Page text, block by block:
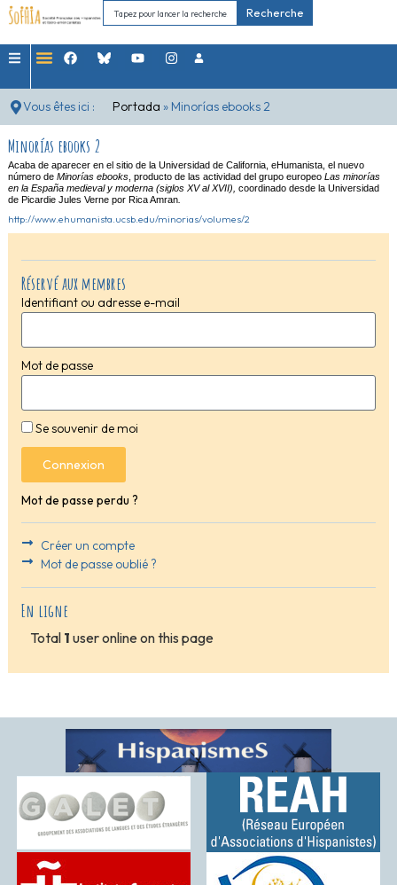
Recherche
Vous êtes ici : Portada » Minorías ebooks 2
Réservé aux membres
Identifiant ou adresse e-mail
Mot de passe
Se souvenir de moi
Connexion
Mot de passe perdu ?
Créer un compte
Mot de passe oublié ?
En ligne
Total 1 user online on this page
Minorías ebooks 2
Acaba de aparecer en el sitio de la Universidad de California, eHumanista, el nuevo
número de Minorías ebooks, producto de las actividad del grupo europeo Las minorías
en la España medieval y moderna (siglos XV al XVII), coordinado desde la Universidad
de Picardie Jules Verne por Rica Amran.
http://www.ehumanista.ucsb.edu/minorias/volumes/2